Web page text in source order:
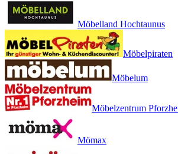
Möbelland Hochtaunus
Möbelpiraten
Möbelum
Möbelzentrum
Mömax